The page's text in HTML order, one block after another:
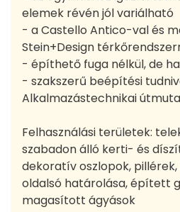
elemek révén jól variálható
- a Castello Antico-val és
Stein+Design
- építhető fuga nélkül, de
- szakszerű beépítési
Alkalmazástechnikai
Felhasználási területek:
szabadon álló kerti- és
dekoratív oszlopok,
oldalsó határolása, épített
magasított ágyások